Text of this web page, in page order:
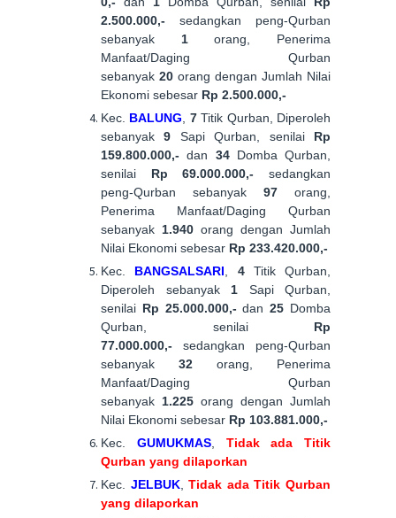
2.500.000,- sedangkan peng-Qurban
sebanyak 1orang, Penerima
Manfaat/Daging Qurban
sebanyak 20 orang dengan Jumlah Nilai
Ekonomi sebesar Rp 2.500.000,-
Kec. BALUNG 7Titik Qurban, Diperoleh
sebanyak9 Sapi Qurban, senilai Rp
159.800.000,- dan 34Domba Qurban,
senilai Rp 69.000.000,- sedangkan
peng-Qurban sebanyak 97 orang,
Penerima Manfaat/Daging Qurban
sebanyak 1.940 orang dengan Jumlah
Nilai Ekonomi sebesar Rp 233.420.000,-
Kec. BANGSALSARI 4Titik Qurban,
Diperoleh sebanyak 1 Sapi Qurban,
senilai Rp 25.000.000,-dan25 Domba
Qurban, senilai Rp
77.000.000,- sedangkan peng-Qurban
sebanyak 32 orang, Penerima
Manfaat/Daging Qurban
sebanyak 1.225 orang dengan Jumlah
Nilai Ekonomi sebesar Rp 103.881.000,-
Kec. GUMUKMAS, Tidak ada Titik
Qurban yang dilaporkan
Kec. JELBUK,Tidak ada Titik Qurban
yang dilaporkan